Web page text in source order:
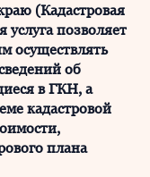
(Кадастровая
позволяет
осуществлять
об
в ГКН, а
кадастровой
плана